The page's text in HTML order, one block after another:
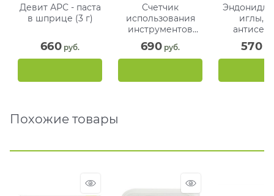
Девит АРС - паста
в шприце (3 г)
660 руб.
Счетчик
использования
инструментов
(ромашка) - цвета
в ассортименте
Kagayaki (100 шт)
690 руб.
Эндонидл
иглы,
38
570
Похожие товары